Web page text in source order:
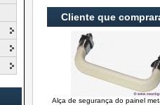
Cliente que
Alça de segurança do painel